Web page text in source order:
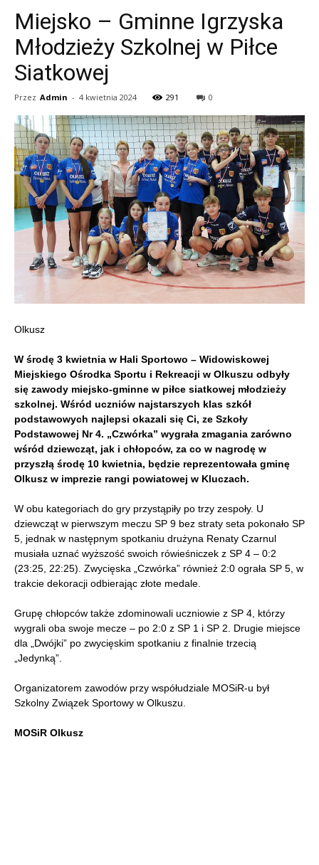
Miejsko – Gminne Igrzyska
Młodzieży Szkolnej w Piłce
Siatkowej
Przez Admin - 4 kwietnia 2024 291 0
Olkusz
W środę 3 kwietnia w Hali Sportowo – Widowiskowej
Miejskiego Ośrodka Sportu i Rekreacji w Olkuszu odbyły
się zawody miejsko-gminne w piłce siatkowej młodzieży
szkolnej. Wśród uczniów najstarszych klas szkół
podstawowych najlepsi okazali się Ci, ze Szkoły
Podstawowej Nr 4. „Czwórka” wygrała zmagania zarówno
wśród dziewcząt, jak i chłopców, za co w nagrodę w
przyszłą środę 10 kwietnia, będzie reprezentowała gminę
Olkusz w imprezie rangi powiatowej w Kluczach.
W obu kategoriach do gry przystąpiły po trzy zespoły. U
dziewcząt w pierwszym meczu SP 9 bez straty seta pokonało SP
5, jednak w następnym spotkaniu drużyna Renaty Czarnul
musiała uznać wyższość swoich rówieśniczek z SP 4 – 0:2
(23:25, 22:25). Zwycięska „Czwórka” również 2:0 ograła SP 5, w
trakcie dekoracji odbierając złote medale.
Grupę chłopców także zdominowali uczniowie z SP 4, którzy
wygrali oba swoje mecze – po 2:0 z SP 1 i SP 2. Drugie miejsce
dla „Dwójki” po zwycięskim spotkaniu z finalnie trzecią
„Jedynką”.
Organizatorem zawodów przy współudziale MOSiR-u był
Szkolny Związek Sportowy w Olkuszu.
MOSiR Olkusz